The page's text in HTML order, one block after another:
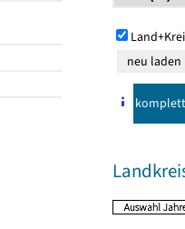
komplett